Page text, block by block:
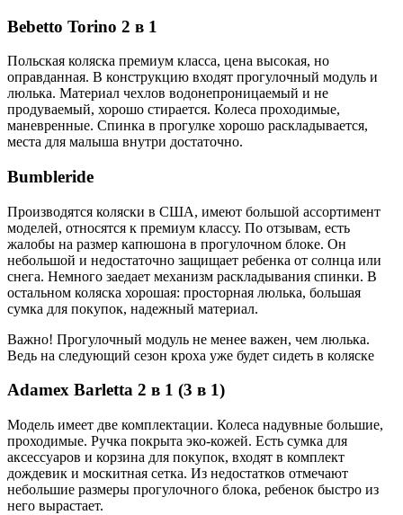
Bebetto Torino 2 в 1
Польская коляска премиум класса, цена высокая, но
оправданная. В конструкцию входят прогулочный модуль и
люлька. Материал чехлов водонепроницаемый и не
продуваемый, хорошо стирается. Колеса проходимые,
маневренные. Спинка в прогулке хорошо раскладывается,
места для малыша внутри достаточно.
Bumbleride
Производятся коляски в США, имеют большой ассортимент
моделей, относятся к премиум классу. По отзывам, есть
жалобы на размер капюшона в прогулочном блоке. Он
небольшой и недостаточно защищает ребенка от солнца или
снега. Немного заедает механизм раскладывания спинки. В
остальном коляска хорошая: просторная люлька, большая
сумка для покупок, надежный материал.
Важно! Прогулочный модуль не менее важен, чем люлька.
Ведь на следующий сезон кроха уже будет сидеть в коляске
Adamex Barletta 2 в 1 (3 в 1)
Модель имеет две комплектации. Колеса надувные большие,
проходимые. Ручка покрыта эко-кожей. Есть сумка для
аксессуаров и корзина для покупок, входят в комплект
дождевик и москитная сетка. Из недостатков отмечают
небольшие размеры прогулочного блока, ребенок быстро из
него вырастает.